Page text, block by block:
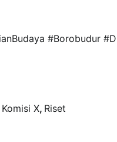
#Borobudur
Komisi X, Riset